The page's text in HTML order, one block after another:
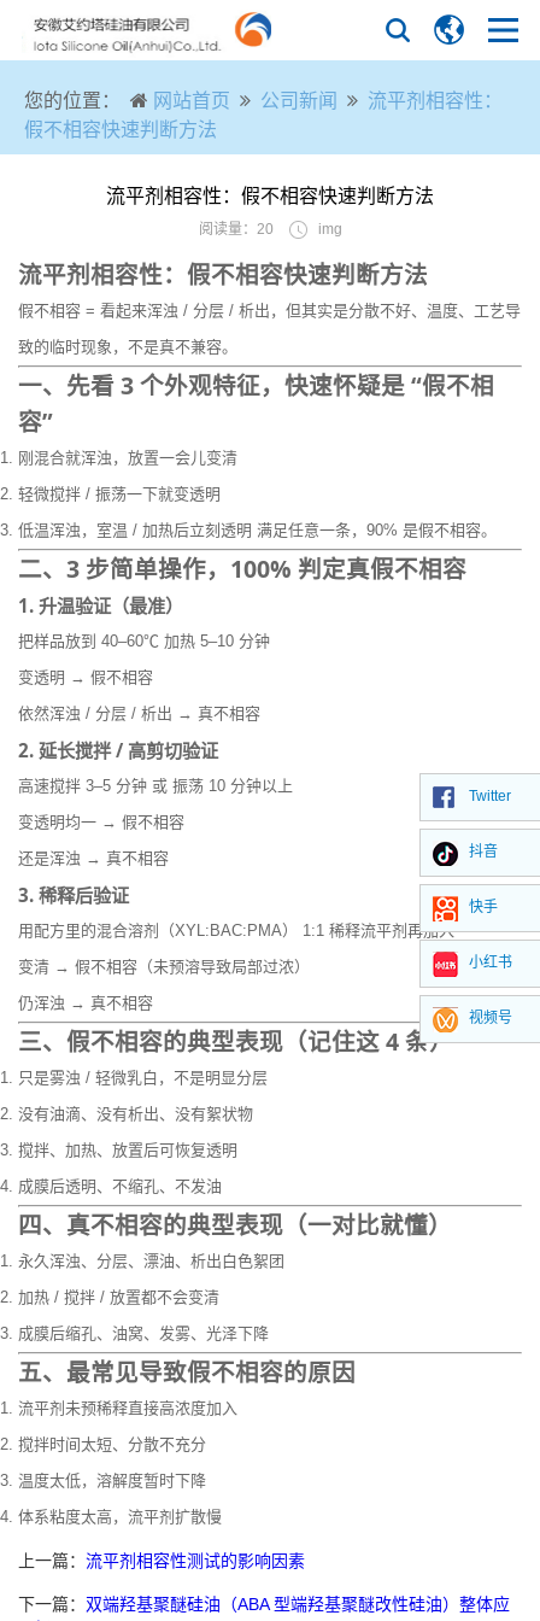
您的位置： 网站首页 公司新闻
流平剂相容性：
假不相容快速判断方法
流平剂相容性：假不相容快速判断方法
阅读量：20 img
流平剂相容性：假不相容快速判断方法
假不相容 = 看起来浑浊 / 分层 / 析出，但其实是分散不好、温度、工艺导
致的临时现象，不是真不兼容。
一、先看 3 个外观特征，快速怀疑是 “假不相
容”
刚混合就浑浊，放置一会儿变清
轻微搅拌 / 振荡一下就变透明
低温浑浊，室温 / 加热后立刻透明 满足任意一条，90% 是假不相容。
二、3 步简单操作，100% 判定真假不相容
1. 升温验证（最准）
把样品放到 40–60℃ 加热 5–10 分钟
变透明 → 假不相容
依然浑浊 / 分层 / 析出 → 真不相容
2. 延长搅拌 / 高剪切验证
高速搅拌 3–5 分钟 或 振荡 10 分钟以上
变透明均一 → 假不相容
还是浑浊 → 真不相容
3. 稀释后验证
用配方里的混合溶剂（XYL:BAC:PMA） 1:1 稀释流平剂再加入
变清 → 假不相容（未预溶导致局部过浓）
仍浑浊 → 真不相容
三、假不相容的典型表现（记住这 4 条）
只是雾浊 / 轻微乳白，不是明显分层
没有油滴、没有析出、没有絮状物
搅拌、加热、放置后可恢复透明
成膜后透明、不缩孔、不发油
四、真不相容的典型表现（一对比就懂）
永久浑浊、分层、漂油、析出白色絮团
加热 / 搅拌 / 放置都不会变清
成膜后缩孔、油窝、发雾、光泽下降
五、最常见导致假不相容的原因
流平剂未预稀释直接高浓度加入
搅拌时间太短、分散不充分
温度太低，溶解度暂时下降
体系粘度太高，流平剂扩散慢
上一篇： 流平剂相容性测试的影响因素
下一篇： 双端羟基聚醚硅油（ABA 型端羟基聚醚改性硅油）整体应
Twitter
抖音
快手
小红书
视频号